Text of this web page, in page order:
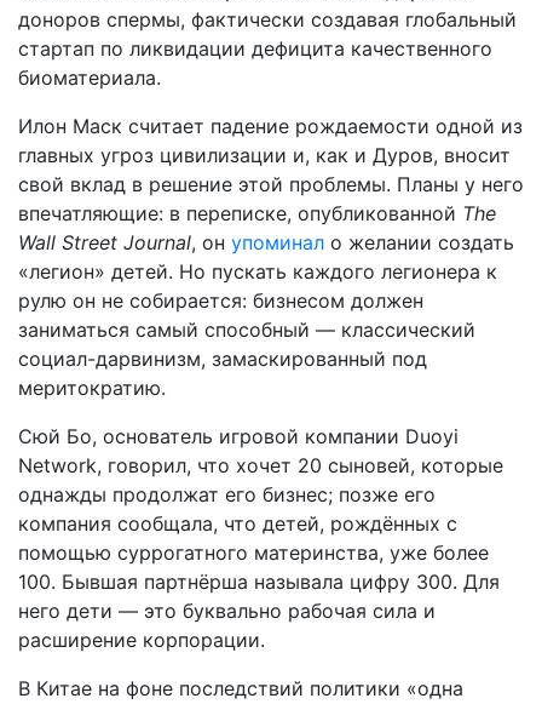
доноров спермы, фактически создавая глобальный
стартап по ликвидации дефицита качественного
биоматериала.
Илон Маск считает падение рождаемости одной из
главных угроз цивилизации и, как и Дуров, вносит
свой вклад в решение этой проблемы. Планы у него
впечатляющие: в переписке, опубликованной The
Wall Street Journal, он упоминал о желании создать
«легион» детей. Но пускать каждого легионера к
рулю он не собирается: бизнесом должен
заниматься самый способный — классический
социал-дарвинизм, замаскированный под
меритократию.
Сюй Бо, основатель игровой компании Duoyi
Network, говорил, что хочет 20 сыновей, которые
однажды продолжат его бизнес; позже его
компания сообщала, что детей, рождённых с
помощью суррогатного материнства, уже более
100. Бывшая партнёрша называла цифру 300. Для
него дети — это буквально рабочая сила и
расширение корпорации.
В Китае на фоне последствий политики «одна